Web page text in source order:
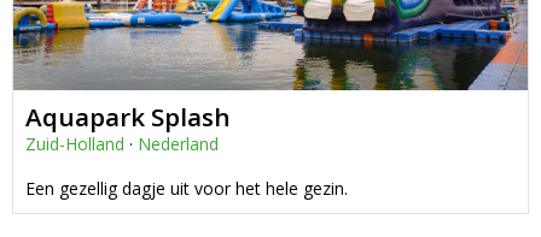
Aquapark Splash
Zuid-Holland · Nederland
Een gezellig dagje uit voor het hele gezin.